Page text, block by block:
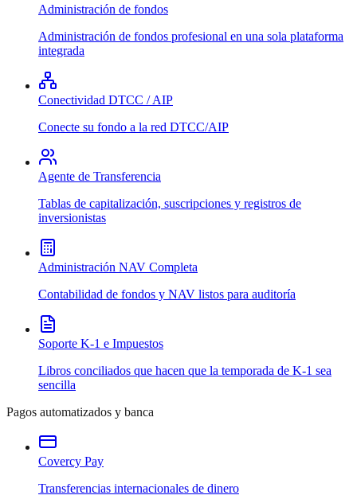
Administración de fondos
Administración de fondos profesional en una sola plataforma
integrada
Conectividad DTCC / AIP
Conecte su fondo a la red DTCC/AIP
Agente de Transferencia
Tablas de capitalización, suscripciones y registros de
inversionistas
Administración NAV Completa
Contabilidad de fondos y NAV listos para auditoría
Soporte K-1 e Impuestos
Libros conciliados que hacen que la temporada de K-1 sea
sencilla
Pagos automatizados y banca
Covercy Pay
Transferencias internacionales de dinero